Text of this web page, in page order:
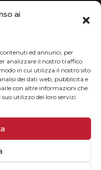
ai
ed annunci, per
analizzare il nostro traffico.
in cui utilizza il nostro sito
dei dati web, pubblicità e
con altre informazioni che
utilizzo dei loro servizi.
catalogo in formato
ambientale.
02073160513